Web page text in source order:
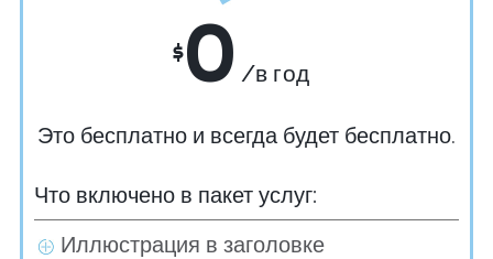
$0 /в год
Это бесплатно и всегда будет бесплатно.
Что включено в пакет услуг:
Иллюстрация в заголовке